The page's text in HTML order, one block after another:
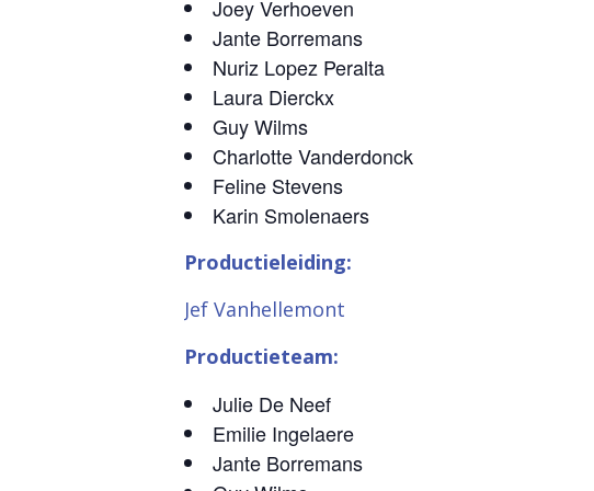
Joey Verhoeven
Jante Borremans
Nuriz Lopez Peralta
Laura Dierckx
Guy Wilms
Charlotte Vanderdonck
Feline Stevens
Karin Smolenaers
Productieleiding:
Jef Vanhellemont
Productieteam:
Julie De Neef
Emilie Ingelaere
Jante Borremans